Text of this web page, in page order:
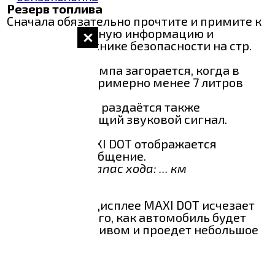
Резерв топлива
Сначала обязательно прочтите и примите к
сведению вводную информацию и
указания по технике безопасности на стр.
Контрольная лампа загорается, когда в
баке остаётся примерно менее 7 литров
Дополнительно раздаётся также
предупреждающий звуковой сигнал.
На дисплее MAXI DOT отображается
следующее сообщение.
Заправьтесь Запас хода: ... км
Сообщение на дисплее MAXI DOT исчезает
только после того, как автомобиль будет
заправлен топливом и проедет небольшое